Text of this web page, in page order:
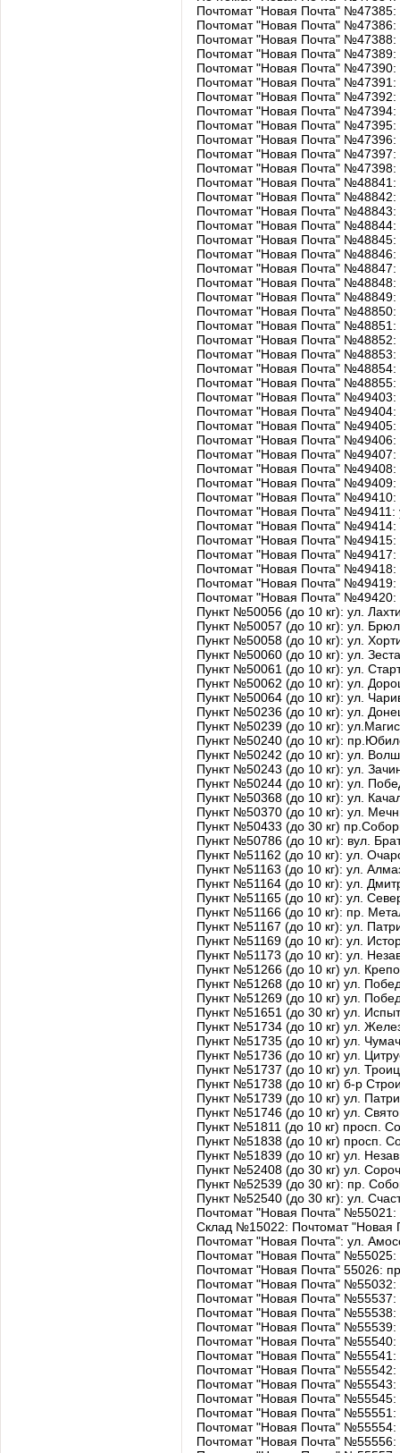
Почтомат "Новая Почта" №47385:
Почтомат "Новая Почта" №47386:
Почтомат "Новая Почта" №47388:
Почтомат "Новая Почта" №47389:
Почтомат "Новая Почта"
Почтомат "Новая Почта"
Почтомат "Новая Почта" №47392:
Почтомат "Новая Почта"
Почтомат "Новая Почта"
Почтомат "Новая Почта" №47396:
Почтомат "Новая Почта" №47397:
Почтомат "Новая Почта" №47398:
Почтомат "Новая Почта" №48841:
Почтомат "Новая Почта"
Почтомат "Новая Почта" №48843:
Почтомат "Новая Почта" №48844:
Почтомат "Новая Почта" №48845:
Почтомат "Новая Почта" №48846:
Почтомат "Новая Почта" №48847:
Почтомат "Новая Почта" №48848:
Почтомат "Новая Почта" №48849:
Почтомат "Новая Почта" №48850:
Почтомат "Новая Почта"
Почтомат "Новая Почта" №48852:
Почтомат "Новая Почта" №48853:
Почтомат "Новая Почта" №48854:
Почтомат "Новая Почта"
Почтомат "Новая Почта" №49403:
Почтомат "Новая Почта"
Почтомат "Новая Почта"
Почтомат "Новая Почта" №49406:
Почтомат "Новая Почта"
Почтомат "Новая Почта" №49408:
Почтомат "Новая Почта"
Почтомат "Новая Почта" №49410:
Почтомат "Новая Почта" №49411:
Почтомат "Новая Почта" №49414:
Почтомат "Новая Почта"
Почтомат "Новая Почта" №49417:
Почтомат "Новая Почта" №49418:
Почтомат "Новая Почта" №49419:
Почтомат "Новая Почта" №49420:
Пункт №50056 (до 10 кг): ул.
Пункт №50057 (до 10 кг): ул.
Пункт №50058 (до 10 кг): ул.
Пункт №50060 (до 10 кг): ул.
Пункт №50061 (до 10 кг): ул.
Пункт №50062 (до 10 кг): ул.
Пункт №50064 (до 10 кг): ул.
Пункт №50236 (до 10 кг): ул.
Пункт №50239 (до 10 кг):
Пункт №50240 (до 10 кг):
Пункт №50242 (до 10 кг): ул.
Пункт №50243 (до 10 кг): ул.
Пункт №50244 (до 10 кг): ул.
Пункт №50368 (до 10 кг): ул.
Пункт №50370 (до 10 кг): ул.
Пункт №50433 (до 30 кг)
Пункт №50786 (до 10 кг): вул.
Пункт №51162 (до 10 кг): ул.
Пункт №51163 (до 10 кг): ул.
Пункт №51164 (до 10 кг): ул.
Пункт №51165 (до 10 кг): ул.
Пункт №51166 (до 10 кг): пр.
Пункт №51167 (до 10 кг): ул.
Пункт №51169 (до 10 кг): ул.
Пункт №51173 (до 10 кг): ул.
Пункт №51266 (до 10 кг) ул.
Пункт №51268 (до 10 кг) ул.
Пункт №51269 (до 10 кг) ул.
Пункт №51651 (до 30 кг) ул.
Пункт №51734 (до 10 кг) ул.
Пункт №51735 (до 10 кг) ул.
Пункт №51736 (до 10 кг) ул.
Пункт №51737 (до 10 кг) ул.
Пункт №51738 (до 10 кг) б-р
Пункт №51739 (до 10 кг) ул.
Пункт №51746 (до 10 кг) ул.
Пункт №51811 (до 10 кг) просп.
Пункт №51838 (до 10 кг) просп.
Пункт №51839 (до 10 кг) ул.
Пункт №52408 (до 30 кг) ул.
Пункт №52539 (до 30 кг): пр.
Пункт №52540 (до 30 кг): ул.
Почтомат "Новая Почта" №55021:
Склад №15022: Почтомат "Новая
Почтомат "Новая Почта": ул.
Почтомат "Новая Почта" №55025:
Почтомат "Новая Почта" 55026:
Почтомат "Новая Почта"
Почтомат "Новая Почта"
Почтомат "Новая Почта" №55538:
Почтомат "Новая Почта" №55539:
Почтомат "Новая Почта" №55540:
Почтомат "Новая Почта"
Почтомат "Новая Почта"
Почтомат "Новая Почта"
Почтомат "Новая Почта" №55545:
Почтомат "Новая Почта" №55551:
Почтомат "Новая Почта" №55554:
Почтомат "Новая Почта" №55556: